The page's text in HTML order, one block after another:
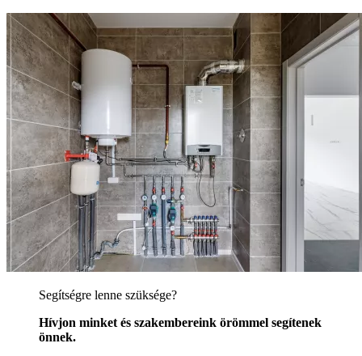
Segítségre lenne szüksége?
Hívjon minket és szakembereink örömmel segítenek
önnek.